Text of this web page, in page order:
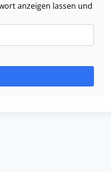
anzeigen lassen und